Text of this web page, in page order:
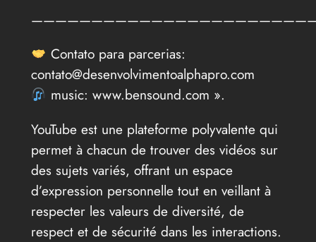
Contato para parcerias:
contato@desenvolvimentoalphapro.com
music: www.bensound.com ».
YouTube est une plateforme polyvalente qui
permet à chacun de trouver des vidéos sur
des sujets variés, offrant un espace
d’expression personnelle tout en veillant à
respecter les valeurs de diversité, de
respect et de sécurité dans les interactions.